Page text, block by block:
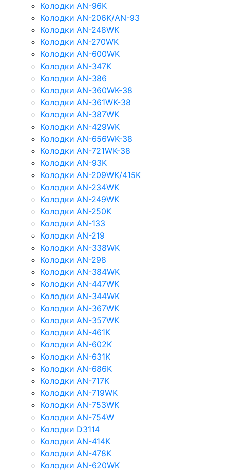
Колодки AN-96K
Колодки AN-206K/AN-93
Колодки AN-248WK
Колодки AN-270WK
Колодки AN-600WK
Колодки AN-347K
Колодки AN-386
Колодки AN-360WK-38
Колодки AN-361WK-38
Колодки AN-387WK
Колодки AN-429WK
Колодки AN-656WK-38
Колодки AN-721WK-38
Колодки AN-93K
Колодки AN-209WK/415K
Колодки AN-234WK
Колодки AN-249WK
Колодки AN-250K
Колодки AN-133
Колодки AN-219
Колодки AN-338WK
Колодки AN-298
Колодки AN-384WK
Колодки AN-447WK
Колодки AN-344WK
Колодки AN-367WK
Колодки AN-357WK
Колодки AN-461K
Колодки AN-602K
Колодки AN-631K
Колодки AN-686K
Колодки AN-717K
Колодки AN-719WK
Колодки AN-753WK
Колодки AN-754W
Колодки D3114
Колодки AN-414K
Колодки AN-478K
Колодки AN-620WK